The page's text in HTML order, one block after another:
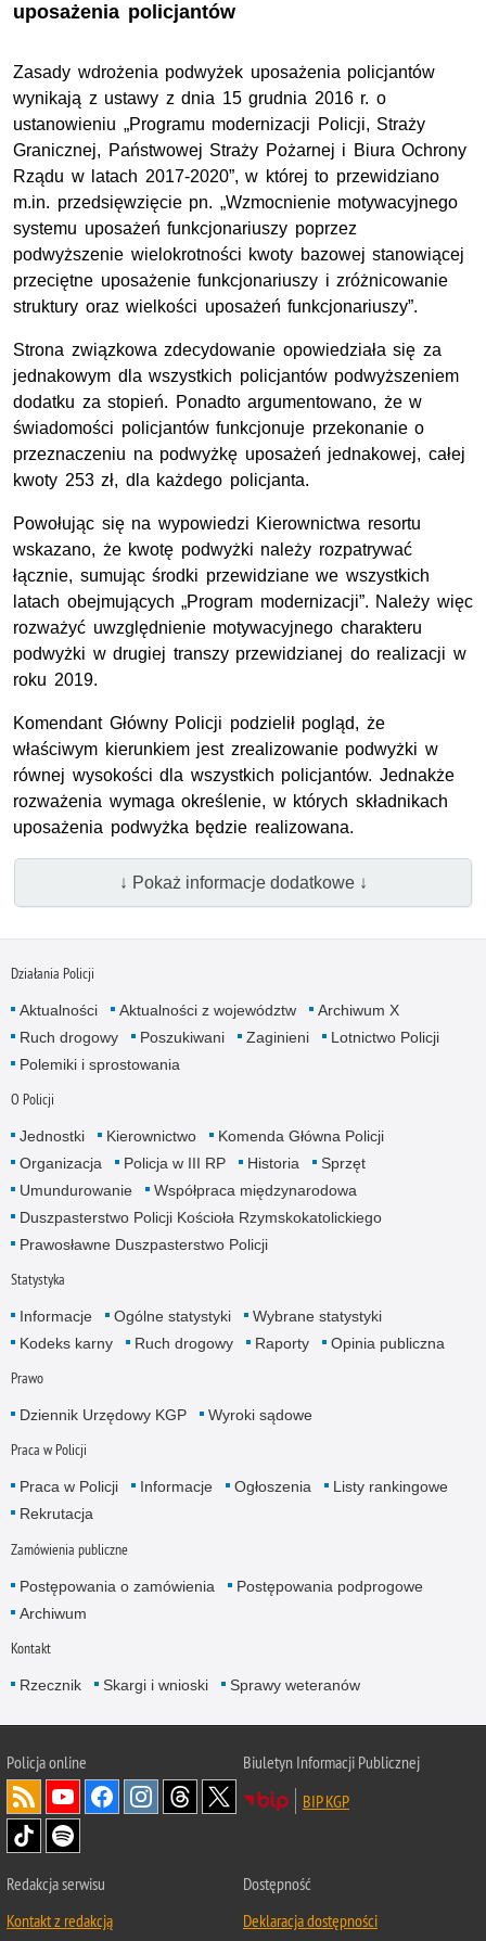
uposażenia policjantów
Zasady wdrożenia podwyżek uposażenia policjantów
wynikają z ustawy z dnia 15 grudnia 2016 r. o
ustanowieniu „Programu modernizacji Policji, Straży
Granicznej, Państwowej Straży Pożarnej i Biura Ochrony
Rządu w latach 2017-2020”, w której to przewidziano
m.in. przedsięwzięcie pn. „Wzmocnienie motywacyjnego
systemu uposażeń funkcjonariuszy poprzez
podwyższenie wielokrotności kwoty bazowej stanowiącej
przeciętne uposażenie funkcjonariuszy i zróżnicowanie
struktury oraz wielkości uposażeń funkcjonariuszy”.
Strona związkowa zdecydowanie opowiedziała się za
jednakowym dla wszystkich policjantów podwyższeniem
dodatku za stopień. Ponadto argumentowano, że w
świadomości policjantów funkcjonuje przekonanie o
przeznaczeniu na podwyżkę uposażeń jednakowej, całej
kwoty 253 zł, dla każdego policjanta.
Powołując się na wypowiedzi Kierownictwa resortu
wskazano, że kwotę podwyżki należy rozpatrywać
łącznie, sumując środki przewidziane we wszystkich
latach obejmujących „Program modernizacji”. Należy więc
rozważyć uwzględnienie motywacyjnego charakteru
podwyżki w drugiej transzy przewidzianej do realizacji w
roku 2019.
Komendant Główny Policji podzielił pogląd, że
właściwym kierunkiem jest zrealizowanie podwyżki w
równej wysokości dla wszystkich policjantów. Jednakże
rozważenia wymaga określenie, w których składnikach
uposażenia podwyżka będzie realizowana.
↓ Pokaż informacje dodatkowe ↓
Działania Policji
Aktualności Aktualności z województw
Archiwum X
Ruch drogowy
Poszukiwani Zaginieni
Lotnictwo Policji
Polemiki i sprostowania
O Policji
Jednostki Kierownictwo
Komenda Główna Policji
Organizacja
Policja w III RP Historia
Sprzęt
Umundurowanie
Współpraca międzynarodowa
Duszpasterstwo Policji Kościoła Rzymskokatolickiego
Prawosławne Duszpasterstwo Policji
Statystyka
Informacje Ogólne statystyki
Wybrane statystyki
Kodeks karny
Ruch drogowy Raporty Opinia publiczna
Prawo
Dziennik Urzędowy KGP Wyroki sądowe
Praca w Policji
Praca w Policji Informacje Ogłoszenia
Listy rankingowe
Rekrutacja
Zamówienia publiczne
Postępowania o zamówienia
Postępowania podprogowe
Archiwum
Kontakt
Rzecznik Skargi i wnioski Sprawy weteranów
Policjaonline
Biuletyn Informacji Publicznej
BIP KGP
Redakcja serwisu
Kontakt z redakcją
Dostępność
Deklaracja dostępności